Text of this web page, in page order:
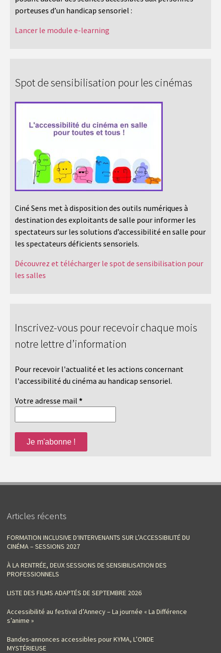
porteuses d’un handicap sensoriel :
Lancer le module e-learning
Spot de sensibilisation pour les cinémas
Ciné Sens met à disposition des outils numériques à
destination des exploitants de salle pour informer les
spectateurs sur les solutions d’accessibilité en salle pour
les spectateurs déficients sensoriels.
Découvrez et télécharger le spot de sensibilisation pour
les salles
Inscrivez-vous pour recevoir chaque mois
notre lettre d’information
Pour recevoir l'actualité et les actions concernant
l'accessibilité du cinéma au handicap sensoriel.
Votre adresse mail *
Articles récents
FORMATION INCLUSIVE D‘INTERVENANTS SUR L’ACCESSIBILITÉ DU
CINÉMA – SESSIONS 2027
À LA RENTRÉE, DEUX SESSIONS DE SENSIBILISATION DES
PROFESSIONNELS
LISTE DES FILMS ADAPTÉS DE SEPTEMBRE 2026
Accessibilité au festival d’Annecy – La journée « La Différence
s’anime »
Bandes-annonces accessibles pour KYMA, L’ONDE
MYSTÉRIEUSE